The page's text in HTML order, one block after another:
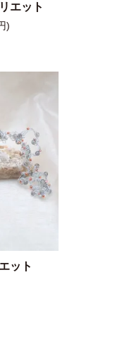
エット
)
ット